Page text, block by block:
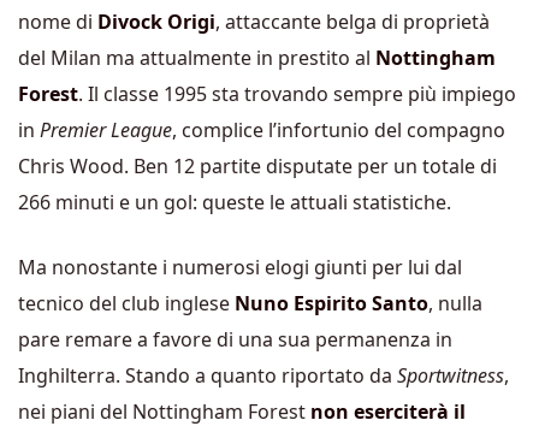
nome di Divock Origi, attaccante belga di proprietà
del Milan ma attualmente in prestito al Nottingham
Forest. Il classe 1995 sta trovando sempre più impiego
in Premier League, complice l’infortunio del compagno
Chris Wood. Ben 12 partite disputate per un totale di
266 minuti e un gol: queste le attuali statistiche.
Ma nonostante i numerosi elogi giunti per lui dal
tecnico del club inglese Nuno Espirito Santo, nulla
pare remare a favore di una sua permanenza in
Inghilterra. Stando a quanto riportato da Sportwitness,
nei piani del Nottingham Forest non eserciterà il